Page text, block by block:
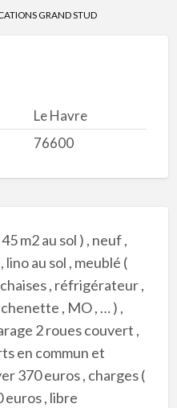
GRAND STUD
Le Havre
76600
m2 au sol ) , neuf ,
lino au sol , meublé (
, réfrigérateur ,
, MO , … ) ,
2 roues couvert ,
en commun et
370 euros , charges (
euros , libre